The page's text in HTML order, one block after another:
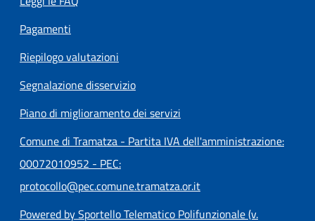
Pagamenti
Riepilogo valutazioni
Segnalazione disservizio
Piano di miglioramento dei servizi
Comune di Tramatza - Partita IVA dell'amministrazione:
00072010952 - PEC:
protocollo@pec.comune.tramatza.or.it
Powered by Sportello Telematico Polifunzionale (v.